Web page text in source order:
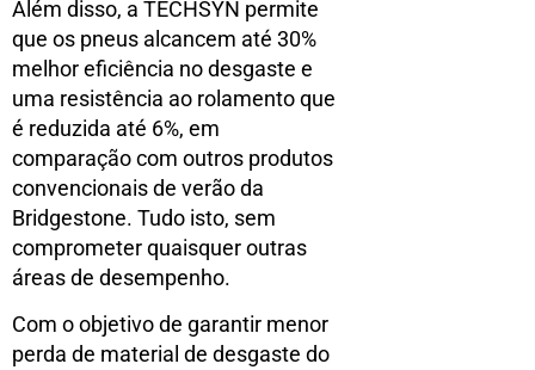
Além disso, a TECHSYN permite
que os pneus alcancem até 30%
melhor eficiência no desgaste e
uma resistência ao rolamento que
é reduzida até 6%, em
comparação com outros produtos
convencionais de verão da
Bridgestone. Tudo isto, sem
comprometer quaisquer outras
áreas de desempenho.
Com o objetivo de garantir menor
perda de material de desgaste do